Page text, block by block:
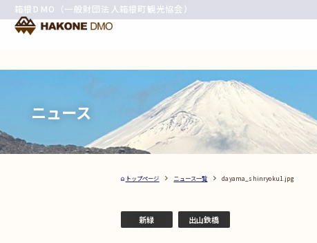
箱根DMO（一般財団法人箱根町観光協会）
ニュース
トップページ ニュース一覧 dayama_shinryoku1.jpg
新緑 出山鉄橋